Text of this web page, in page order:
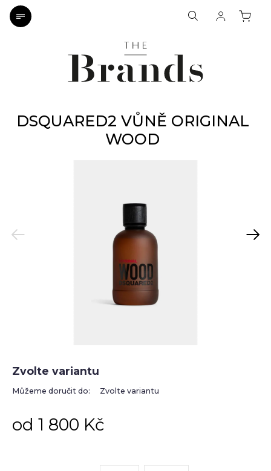
DSQUARED2 VŮNĚ ORIGINAL
WOOD
Previous Next
od 1 800 Kč
Zvolte variantu
Můžeme doručit do: Zvolte variantu